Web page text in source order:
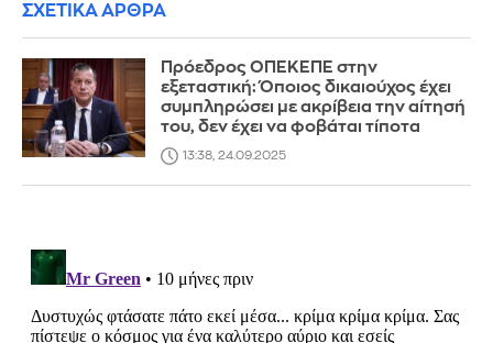
ΣΧΕΤΙΚΑ ΑΡΘΡΑ
Πρόεδρος ΟΠΕΚΕΠΕ στην
εξεταστική: Όποιος δικαιούχος έχει
συμπληρώσει με ακρίβεια την αίτησή
του, δεν έχει να φοβάται τίποτα
13:38, 24.09.2025